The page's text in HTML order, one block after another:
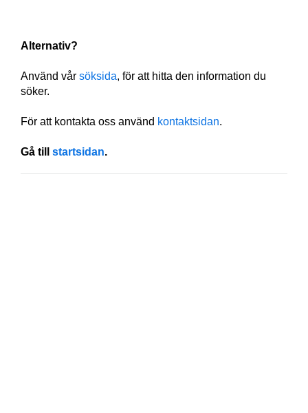
Alternativ?
Använd vår söksida, för att hitta den information du
söker.
För att kontakta oss använd kontaktsidan.
Gå till startsidan.